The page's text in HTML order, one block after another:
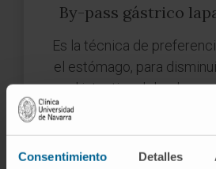
Consentimiento Detalles
By-pass gástrico
Es la técnica de
el estómago, para
el intestino delgado
pequeño estómago creado.
menor.